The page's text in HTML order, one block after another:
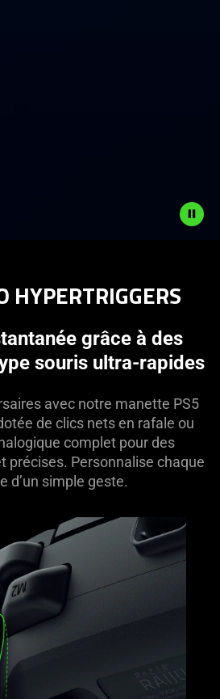
HYPERTRIGGERS
grâce à des
souris ultra-rapides
avec notre manette PS5
de clics nets en rafale ou
complet pour des
précises. Personnalise chaque
d’un simple geste.